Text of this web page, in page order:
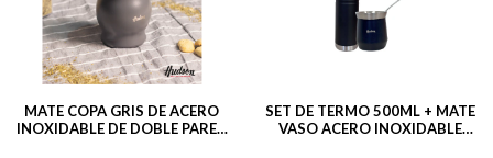
MATE COPA GRIS DE ACERO
INOXIDABLE DE DOBLE PARED
SET DE TERMO 500ML + MATE
VASO ACERO INOXIDABLE